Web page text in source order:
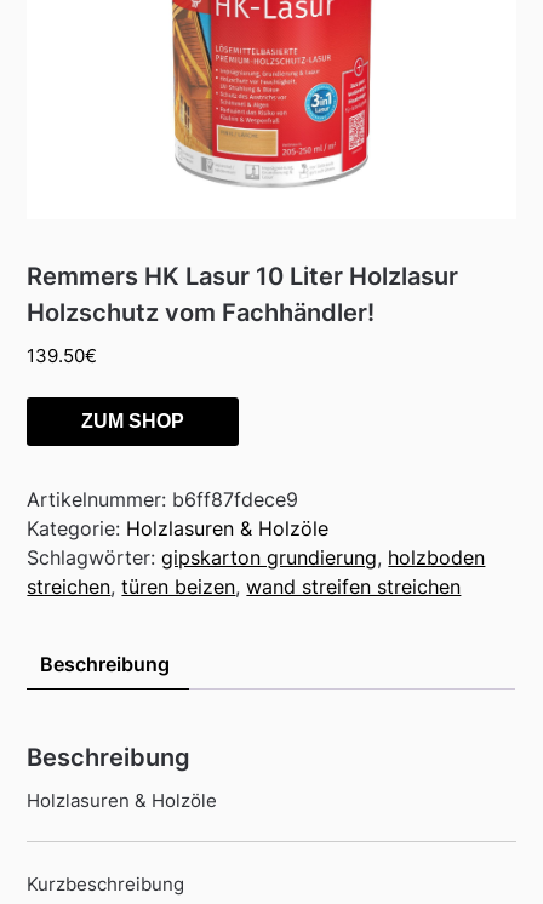
Remmers HK Lasur 10 Liter Holzlasur
Holzschutz vom Fachhändler!
139.50€
ZUM SHOP
Artikelnummer: b6ff87fdece9
Kategorie: Holzlasuren & Holzöle
Schlagwörter:gipskarton grundierung, holzboden
streichen,türen beizen,wand streifen streichen
Beschreibung
Beschreibung
Holzlasuren & Holzöle
Kurzbeschreibung